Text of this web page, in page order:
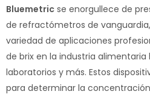
Bluemetric se enorgullece de
de refractómetros de
variedad de aplicaciones
de brix en la industria alimentaria
laboratorios y más. Estos
para determinar la